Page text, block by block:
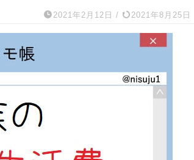
2021年2月12日 / 2021年8月25日